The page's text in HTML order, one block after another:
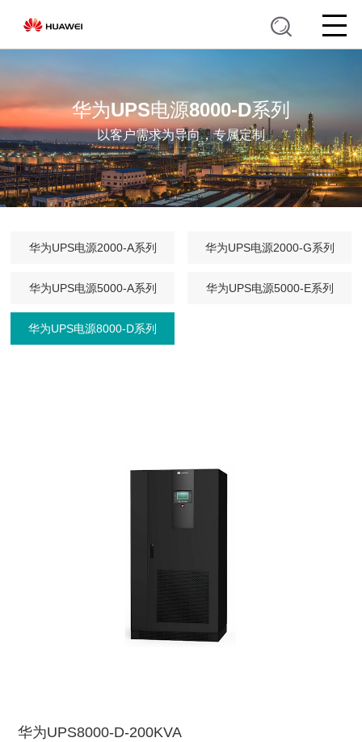
华为UPS电源8000-D系列
以客户需求为导向，专属定制
华为UPS电源2000-A系列 华为UPS电源2000-G系列
华为UPS电源5000-A系列 华为UPS电源5000-E系列
华为UPS电源8000-D系列
华为UPS8000-D-200KVA